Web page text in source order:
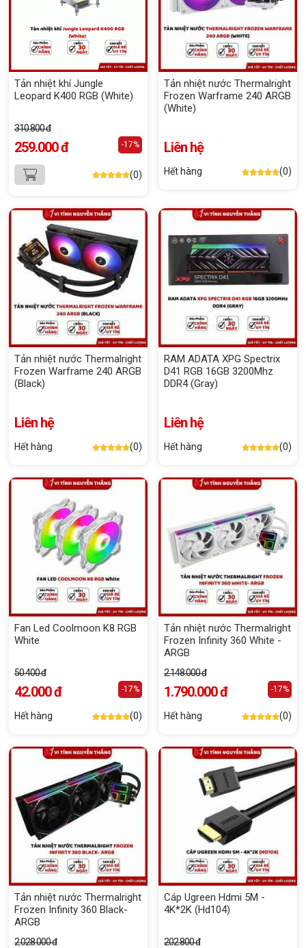
Tản nhiệt khí Jungle
Leopard K400 RGB (White)
310.800 đ
259.000 đ -17%
(0)
Tản nhiệt nước Thermalright
Frozen Warframe 240 ARGB
(White)
Liên hệ
Hết hàng (0)
Tản nhiệt nước Thermalright
Frozen Warframe 240 ARGB
(Black)
Liên hệ
Hết hàng (0)
RAM ADATA XPG Spectrix
D41 RGB 16GB 3200Mhz
DDR4 (Gray)
Liên hệ
Hết hàng (0)
Fan Led Coolmoon K8 RGB
White
50.400 đ
42.000 đ -17%
Hết hàng (0)
Tản nhiệt nước Thermalright
Frozen Infinity 360 White -
ARGB
2.148.000 đ
1.790.000 đ -17%
Hết hàng (0)
Tản nhiệt nước Thermalright
Frozen Infinity 360 Black-
ARGB
2.028.000 đ
Cáp Ugreen Hdmi 5M -
4K*2K (Hd104)
202.800 đ